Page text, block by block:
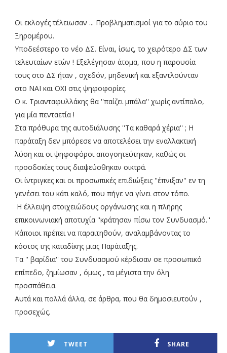
Οι εκλογές τέλειωσαν ... Προβληματισμοί για το αύριο του
Ξηρομέρου.
Υποδεέστερο το νέο ΔΣ. Είναι, ίσως, το χειρότερο ΔΣ των
τελευταίων ετών ! Εξελέγησαν άτομα, που η παρουσία
τους στο ΔΣ ήταν , σχεδόν, μηδενική και εξαντλούνταν
στο ΝΑΙ και ΟΧΙ στις ψηφοφορίες.
Ο κ. Τριανταφυλλάκης θα ''παίζει μπάλα'' χωρίς αντίπαλο,
για μία πενταετία !
Στα πρόθυρα της αυτοδιάλυσης ''Τα καθαρά χέρια'' ; Η
παράταξη δεν μπόρεσε να αποτελέσει την εναλλακτική
λύση και οι ψηφοφόροι απογοητεύτηκαν, καθώς οι
προσδοκίες τους διαψεύσθηκαν οικτρά.
Οι ίντριγκες και οι προσωπικές επιδιώξεις ''έπνιξαν'' εν τη
γενέσει του κάτι καλό, που πήγε να γίνει στον τόπο.
Η έλλειψη στοιχειώδους οργάνωσης και η πλήρης
επικοινωνιακή αποτυχία ''κράτησαν πίσω τον Συνδυασμό.''
Κάποιοι πρέπει να παραιτηθούν, αναλαμβάνοντας το
κόστος της καταδίκης μιας Παράταξης.
Τα '' βαρίδια'' του Συνδυασμού κέρδισαν σε προσωπικό
επίπεδο, ζημίωσαν , όμως , τα μέγιστα την όλη
προσπάθεια.
Αυτά και πολλά άλλα, σε άρθρα, που θα δημοσιευτούν ,
προσεχώς.
TWEET SHARE